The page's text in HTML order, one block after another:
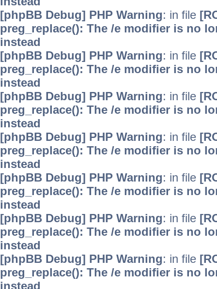
[phpBB Debug] PHP Warning: in file
preg_replace(): The /e modifier is no
instead
[phpBB Debug] PHP Warning: in file
preg_replace(): The /e modifier is no
instead
[phpBB Debug] PHP Warning: in file
preg_replace(): The /e modifier is no
instead
[phpBB Debug] PHP Warning: in file
preg_replace(): The /e modifier is no
instead
[phpBB Debug] PHP Warning: in file
preg_replace(): The /e modifier is no
instead
[phpBB Debug] PHP Warning: in file
preg_replace(): The /e modifier is no
instead
[phpBB Debug] PHP Warning: in file
preg_replace(): The /e modifier is no
instead